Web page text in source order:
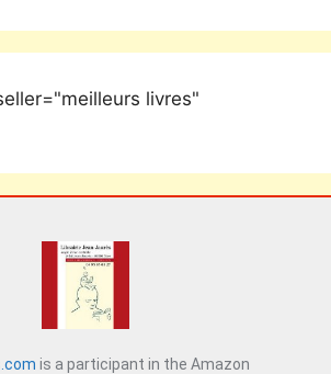
livres"
is a participant in the Amazon